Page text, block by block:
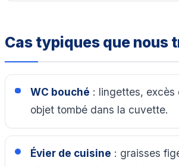
Cas typiques que nous
WC bouché : lingettes, excès
objet tombé dans la cuvette.
Évier de cuisine : graisses